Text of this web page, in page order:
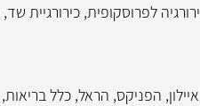
לפרוסקופית, כירורגיית שד,
איילון, הפניקס, הראל, כלל בריאות,